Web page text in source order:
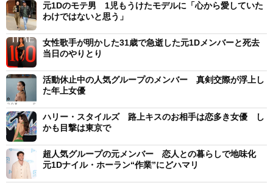
元1Dのモテ男 1児もうけたモデルに「心から愛していた
わけではないと思う」
女性歌手が明かした31歳で急逝した元1Dメンバーと死去
当日のやりとり
活動休止中の人気グループのメンバー 真剣交際が浮上し
た年上女優
ハリー・スタイルズ 路上キスのお相手は恋多き女優 し
かも目撃は東京で
超人気グループの元メンバー 恋人との暮らしで地味化
元1Dナイル・ホーラン“作業”にどハマリ